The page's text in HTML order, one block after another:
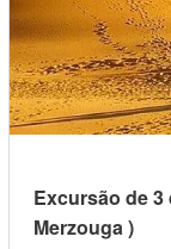
Excursão de 3
Merzouga )